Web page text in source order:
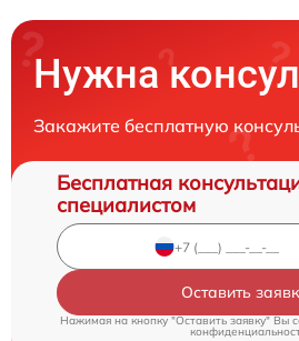
Нужна
Закажите бесплатную
Бесплатная
специалистом
Оставить
Нажимая на кнопку "Оставить заявку" Вы